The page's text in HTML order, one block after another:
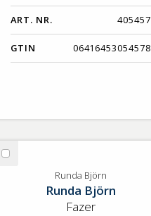
ART. NR. 405457
GTIN 06416453054578
Välj
Runda Björn
Runda Björn
Fazer